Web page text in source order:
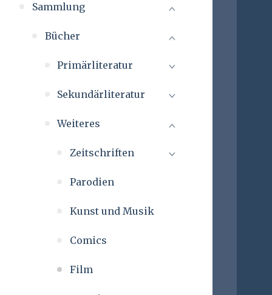
Sammlung
Bücher
Primärliteratur
Sekundärliteratur
Weiteres
Zeitschriften
Flammifer
Amon Hen & Mallorn
Sammelfiguren
Parodien
Kunst und Musik
Comics
Film